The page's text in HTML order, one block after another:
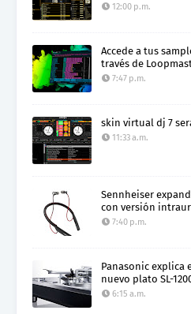
12:00 p.m.
Accede a tus
través de
7:47 p.m.
skin virtual dj 7
11:33 a.m.
Sennheiser
con versión
7:40 p.m.
Panasonic explica
nuevo plato SL-
6:15 a.m.